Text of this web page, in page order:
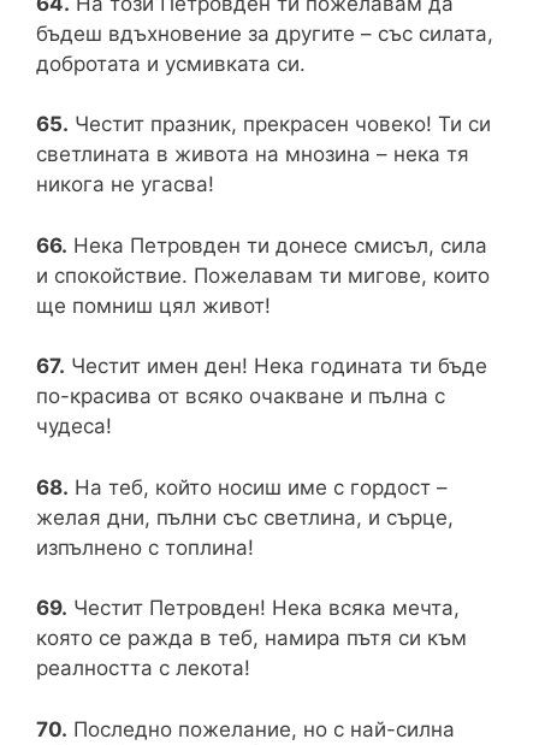
бъдеш вдъхновение за другите – със силата,
добротата и усмивката си.
65. Честит празник, прекрасен човеко! Ти си
светлината в живота на мнозина – нека тя
никога не угасва!
66. Нека Петровден ти донесе смисъл, сила
и спокойствие. Пожелавам ти мигове, които
ще помниш цял живот!
67. Честит имен ден! Нека годината ти бъде
по-красива от всяко очакване и пълна с
чудеса!
68. На теб, който носиш име с гордост –
желая дни, пълни със светлина, и сърце,
изпълнено с топлина!
69. Честит Петровден! Нека всяка мечта,
която се ражда в теб, намира пътя си към
реалността с лекота!
70. Последно пожелание, но с най-силна